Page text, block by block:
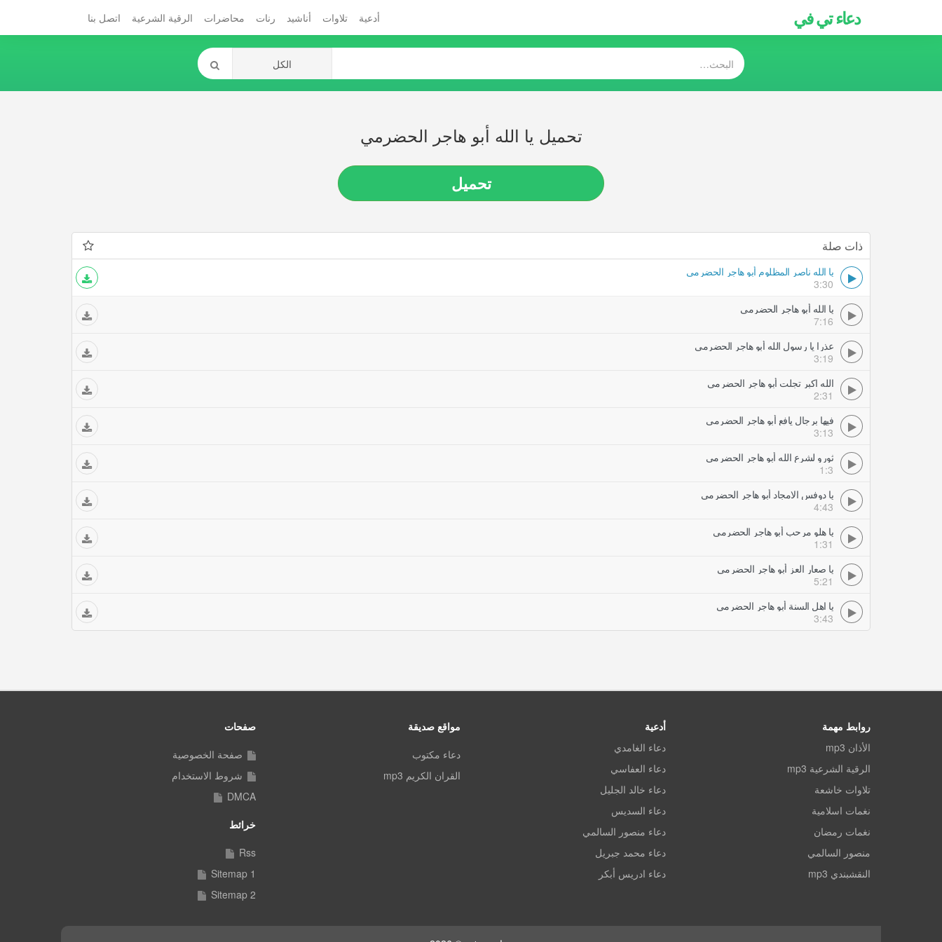
دعاء تي في أدعية تلاوات أناشيد رنات محاضرات الرقية الشرعية اتصل بنا
تحميل يا الله أبو هاجر الحضرمي
تحميل
ذات صلة
يا الله ناصر المظلوم أبو هاجر الحضرمي
3:30
يا الله أبو هاجر الحضرمي
7:16
عذرا يا رسول الله أبو هاجر الحضرمي
3:19
الله اكبر تجلت أبو هاجر الحضرمي
2:31
فيها برجال يافع أبو هاجر الحضرمي
3:13
ثورو لشرع الله أبو هاجر الحضرمي
1:3
يا دوفس الامجاد أبو هاجر الحضرمي
4:43
يا هلو مرحب أبو هاجر الحضرمي
1:31
يا صعار العز أبو هاجر الحضرمي
5:21
يا اهل السنة أبو هاجر الحضرمي
3:43
روابط مهمة
الأذان mp3
الرقية الشرعية mp3
تلاوات خاشعة
نغمات اسلامية
نغمات رمضان
منصور السالمي
النقشبندي mp3
أدعية
دعاء الغامدي
دعاء العفاسي
دعاء خالد الجليل
دعاء السديس
دعاء منصور السالمي
دعاء محمد جبريل
دعاء ادريس أبكر
مواقع صديقة
دعاء مكتوب
القران الكريم mp3
صفحات
صفحة الخصوصية
شروط الاستخدام
DMCA
خرائط
Rss
Sitemap 1
Sitemap 2